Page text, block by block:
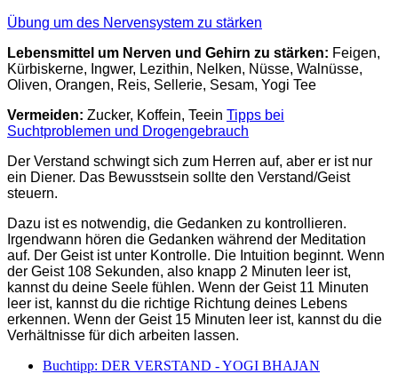
Übung um des Nervensystem zu stärken
Lebensmittel um Nerven und Gehirn zu stärken: Feigen,
Kürbiskerne, Ingwer, Lezithin, Nelken, Nüsse, Walnüsse,
Oliven, Orangen, Reis, Sellerie, Sesam, Yogi Tee
Vermeiden: Zucker, Koffein, Teein Tipps bei
Suchtproblemen und Drogengebrauch
Der Verstand schwingt sich zum Herren auf, aber er ist nur
ein Diener. Das Bewusstsein sollte den Verstand/Geist
steuern.
Dazu ist es notwendig, die Gedanken zu kontrollieren.
Irgendwann hören die Gedanken während der Meditation
auf. Der Geist ist unter Kontrolle. Die Intuition beginnt. Wenn
der Geist 108 Sekunden, also knapp 2 Minuten leer ist,
kannst du deine Seele fühlen. Wenn der Geist 11 Minuten
leer ist, kannst du die richtige Richtung deines Lebens
erkennen. Wenn der Geist 15 Minuten leer ist, kannst du die
Verhältnisse für dich arbeiten lassen.
Buchtipp: DER VERSTAND - YOGI BHAJAN